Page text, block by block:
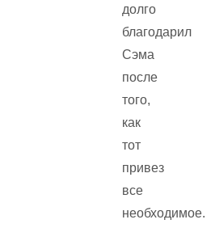
долго
благодарил
Сэма
после
того,
как
тот
привез
все
необходимое.